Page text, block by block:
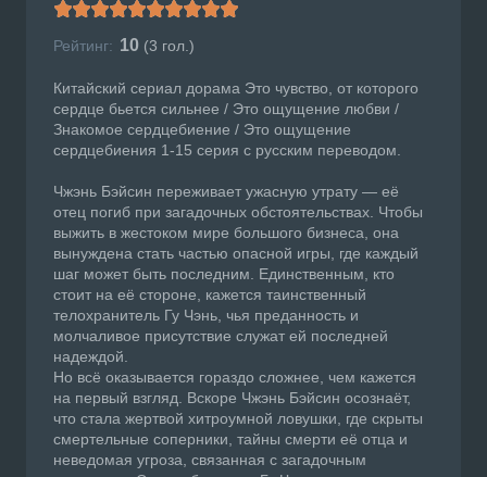
Рейтинг: 10 (3 гол.)
Китайский сериал дорама Это чувство, от которого
сердце бьется сильнее / Это ощущение любви /
Знакомое сердцебиение / Это ощущение
сердцебиения 1-15 серия с русским переводом.
Чжэнь Бэйсин переживает ужасную утрату — её
отец погиб при загадочных обстоятельствах. Чтобы
выжить в жестоком мире большого бизнеса, она
вынуждена стать частью опасной игры, где каждый
шаг может быть последним. Единственным, кто
стоит на её стороне, кажется таинственный
телохранитель Гу Чэнь, чья преданность и
молчаливое присутствие служат ей последней
надеждой.
Но всё оказывается гораздо сложнее, чем кажется
на первый взгляд. Вскоре Чжэнь Бэйсин осознаёт,
что стала жертвой хитроумной ловушки, где скрыты
смертельные соперники, тайны смерти её отца и
неведомая угроза, связанная с загадочным